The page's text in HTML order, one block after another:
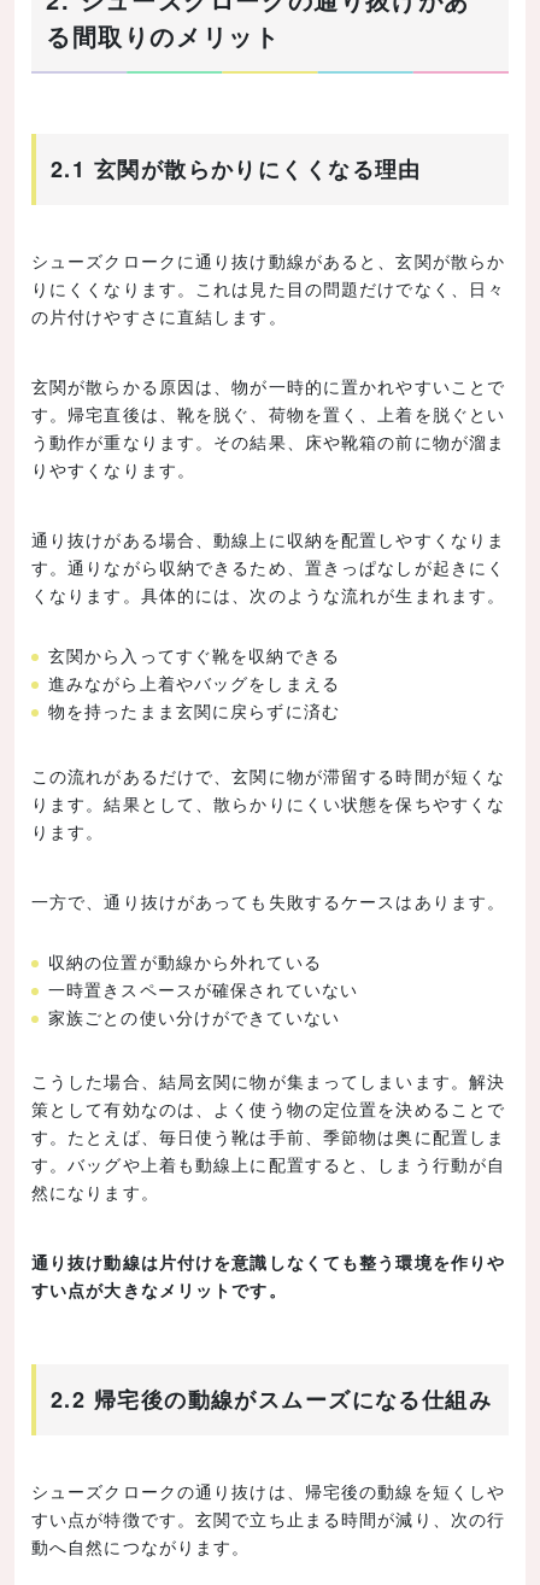
る間取りのメリット
2.1 玄関が散らかりにくくなる理由
シューズクロークに通り抜け動線があると、玄関が散らか
りにくくなります。これは見た目の問題だけでなく、日々
の片付けやすさに直結します。
玄関が散らかる原因は、物が一時的に置かれやすいことで
す。帰宅直後は、靴を脱ぐ、荷物を置く、上着を脱ぐとい
う動作が重なります。その結果、床や靴箱の前に物が溜ま
りやすくなります。
通り抜けがある場合、動線上に収納を配置しやすくなりま
す。通りながら収納できるため、置きっぱなしが起きにく
くなります。具体的には、次のような流れが生まれます。
玄関から入ってすぐ靴を収納できる
進みながら上着やバッグをしまえる
物を持ったまま玄関に戻らずに済む
この流れがあるだけで、玄関に物が滞留する時間が短くな
ります。結果として、散らかりにくい状態を保ちやすくな
ります。
一方で、通り抜けがあっても失敗するケースはあります。
収納の位置が動線から外れている
一時置きスペースが確保されていない
家族ごとの使い分けができていない
こうした場合、結局玄関に物が集まってしまいます。解決
策として有効なのは、よく使う物の定位置を決めることで
す。たとえば、毎日使う靴は手前、季節物は奥に配置しま
す。バッグや上着も動線上に配置すると、しまう行動が自
然になります。
通り抜け動線は片付けを意識しなくても整う環境を作りや
すい点が大きなメリットです。
2.2 帰宅後の動線がスムーズになる仕組み
シューズクロークの通り抜けは、帰宅後の動線を短くしや
すい点が特徴です。玄関で立ち止まる時間が減り、次の行
動へ自然につながります。